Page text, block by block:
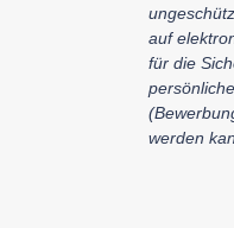
auf
für die
werden